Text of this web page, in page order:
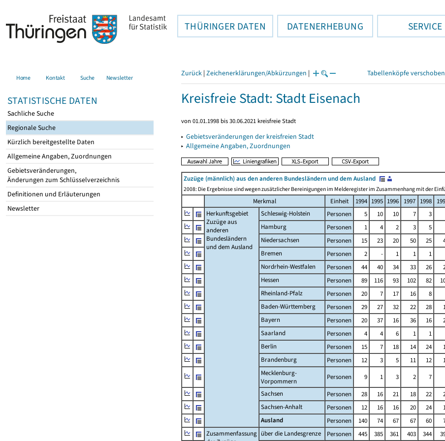
THÜRINGER DATEN DATENERHEBUNG SERVICE
Home Kontakt Suche Newsletter
STATISTISCHE DATEN
Sachliche Suche
Regionale Suche
Kürzlich bereitgestellte Daten
Allgemeine Angaben, Zuordnungen
Gebietsveränderungen,
Änderungen zum Schlüsselverzeichnis
Definitionen und Erläuterungen
Newsletter
Zurück | Zeichenerklärungen/Abkürzungen | Tabellenköpfe
Kreisfreie Stadt: Stadt Eisenach
von 01.01.1998 bis 30.06.2021 kreisfreie Stadt
▸ Gebietsveränderungen der kreisfreien Stadt
▸ Allgemeine Angaben, Zuordnungen
Zuzüge (männlich) aus den anderen Bundesländern und dem Ausland
2008: Die Ergebnisse sind wegen zusätzlicher Bereinigungen im Melderegister im Zusammenhang mit der
Merkmal Einheit 1994 1995 1996 1997 1998
Herkunftsgebiet
Zuzüge aus
anderen
Bundesländern
und dem Ausland
Schleswig-Holstein Personen 5 10 10 7 3
Hamburg
Personen 1 4 2 3 5
Niedersachsen
Personen 15 23 20 50 25
Bremen
Personen 2 - 1 1 1
Nordrhein-Westfalen
Personen 44 40 34 33 26
Hessen
Personen 89 116 93 102 82
Rheinland-Pfalz
Personen 20 7 17 16 8
Baden-Württemberg
Personen 29 27 32 22 28
Bayern
Personen 20 37 16 36 16
Saarland
Personen 4 4 6 1 1
Berlin
Personen 15 7 18 14 24
Brandenburg
Personen 12 3 5 11 12
Mecklenburg-
Vorpommern
Personen 9 1 3 2 7
Sachsen
Personen 28 16 21 18 22
Sachsen-Anhalt
Personen 12 16 16 20 24
Ausland
Personen 140 74 67 67 60
Zusammenfassung über die Landesgrenze Personen 445 385 361 403 344